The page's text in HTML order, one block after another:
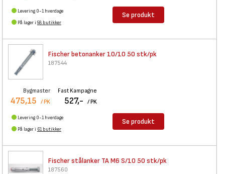
Levering 0-1 hverdage
På lager i 58 butikker
Se produkt
Fischer betonanker 10/10 50 stk/pk
187544
Bygmaster
475,15 / PK
Fast Kampagne
527,- / PK
Levering 0-1 hverdage
På lager i 61 butikker
Se produkt
Fischer stålanker TA M6 S/10 50 stk/pk
187560